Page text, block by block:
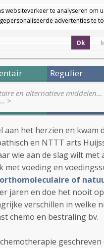
websiteverkeer te analyseren
advertenties te
Ok
Regulier
en alternatieve middelen…
>
aan het herzien en kwam
en NTTT arts
wie aan de slag wilt met
met voeding en
of
jaren en doe het nooit
verschillen in welke
chemo en bestraling bv.
geschreven